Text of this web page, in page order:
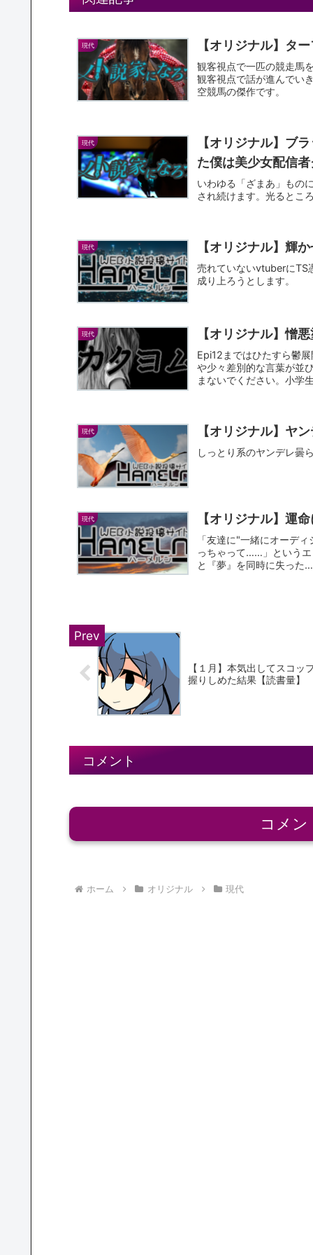
現代 【オリジナル】タ
観客視点で一匹の競走馬
観客視点で話が進んでい
空競馬の傑作です。
現代
【オリジナル】ブ
た僕は美少女配信
いわゆる「ざまあ」もの
され続けます。光るとこ
現代 【オリジナル】輝
売れていないvtuberにTS
成り上ろうとします。
現代 【オリジナル】憎
Epi12まではひたすら鬱
や少々差別的な言葉が並
まないでください。小学
現代 【オリジナル】ヤ
しっとり系のヤンデレ曇
現代 【オリジナル】運
「友達に"一緒にオーデ
っちゃって……」というエ
と『夢』を同時に失っ
【１月】本気出してスコッ
握りしめた結果【読書量】
コメント
コメン
ホーム オリジナル 現代